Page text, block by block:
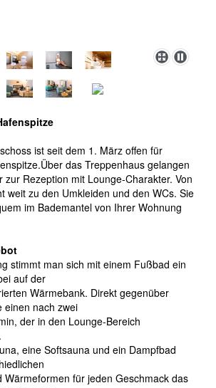
ist seit dem 1. März offen für
das Treppenhaus gelangen
zur Rezeption mit Lounge-Charakter. Von
weit zu den Umkleiden und den WCs. Sie
im Bademantel von Ihrer Wohnung
stimmt man sich mit einem Fußbad ein
auf der
Wärmebank. Direkt gegenüber
einen nach zwei
der in den Lounge-Bereich
eine Softsauna und ein Dampfbad
Wärmeformen für jeden Geschmack das